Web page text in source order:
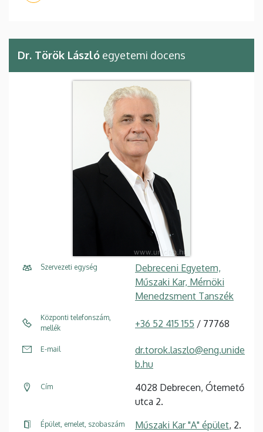
Dr. Török László egyetemi docens
Szervezeti egység
Debreceni Egyetem,
Műszaki Kar, Mérnöki
Menedzsment Tanszék
Központi telefonszám,
mellék
+36 52 415 155 / 77768
E-mail
dr.torok.laszlo@eng.unide
b.hu
Cím
4028 Debrecen, Ótemető
utca 2.
Épület, emelet, szobaszám Műszaki Kar "A" épület, 2.